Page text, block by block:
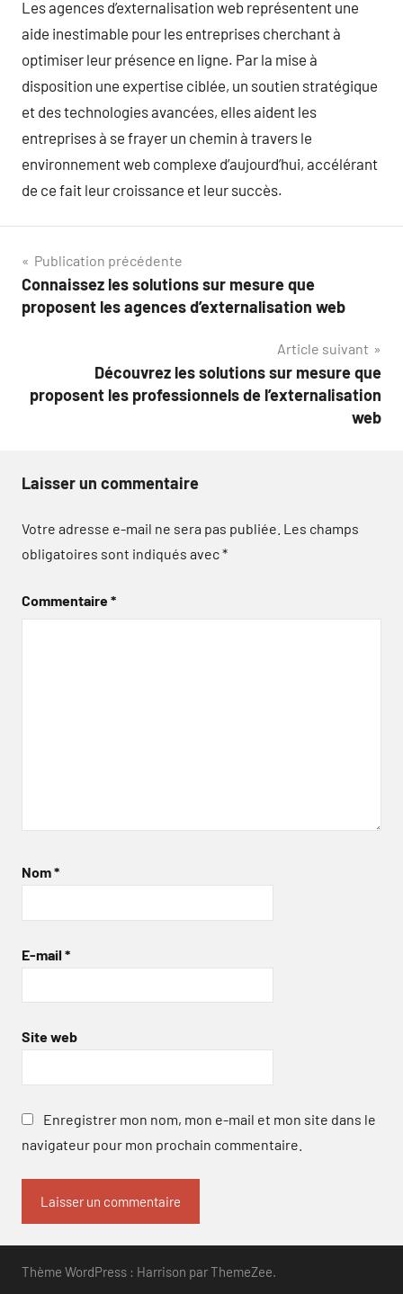
Les agences d’externalisation web représentent une
aide inestimable pour les entreprises cherchant à
optimiser leur présence en ligne. Par la mise à
disposition une expertise ciblée, un soutien stratégique
et des technologies avancées, elles aident les
entreprises à se frayer un chemin à travers le
environnement web complexe d’aujourd’hui, accélérant
de ce fait leur croissance et leur succès.
Navigation
de
Publication précédente
Connaissez les solutions sur mesure que
proposent les agences d’externalisation web
Article suivant
Découvrez les solutions sur mesure que
proposent les professionnels de l’externalisation
web
Laisser un commentaire
Votre adresse e-mail ne sera pas publiée. Les champs
obligatoires sont indiqués avec*
Commentaire*
Nom*
E-mail *
Site web
Enregistrer mon nom, mon e-mail et mon site dans le
navigateur pour mon prochain commentaire.
Thème WordPress : Harrison par ThemeZee.